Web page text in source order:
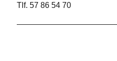
Tlf. 57 86 54 70